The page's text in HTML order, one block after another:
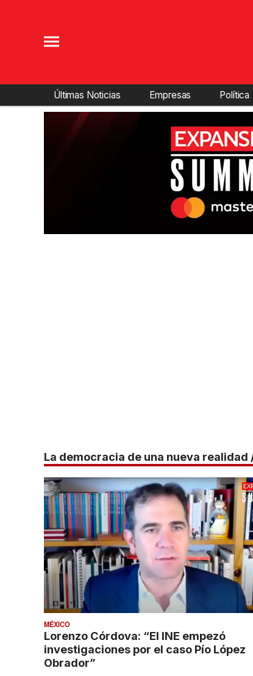
Últimas Noticias Empresas Política
La democracia de una nueva realidad
MÉXICO
Lorenzo Córdova: “El INE empezó
investigaciones por el caso Pío López
Obrador”